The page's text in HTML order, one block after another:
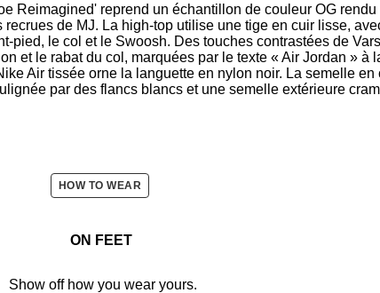
Reimagined' reprend un échantillon de couleur OG
de MJ. La high-top utilise une tige en cuir lisse,
pied, le col et le Swoosh. Des touches contrastées de
et le rabat du col, marquées par le texte « Air Jordan » à
Air tissée orne la languette en nylon noir. La semelle en
par des flancs blancs et une semelle extérieure
HOW TO WEAR
ON FEET
Show off how you wear yours.